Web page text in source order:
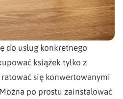
do usług konkretnego
książek tylko z
się konwertowanymi
po prostu zainstalować